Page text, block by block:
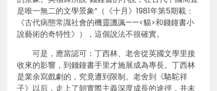
是唯一無二的文學景象”（《十月》1981年第5期載：
《古代病態常識社會的機靈譏諷——<貓>和錢鐘書小
說藝術的奇特性》），這個說法不很確實。
可是，應當認可：丁西林、老舍從英國文學里接
收來的影響，到錢鐘書手里才施展成為專長。丁西林
是業余寫戲劇的，究竟遭到限制。老舍到《駱駝祥
子》以后，走上了朝實際主義深度成長的途徑，并未